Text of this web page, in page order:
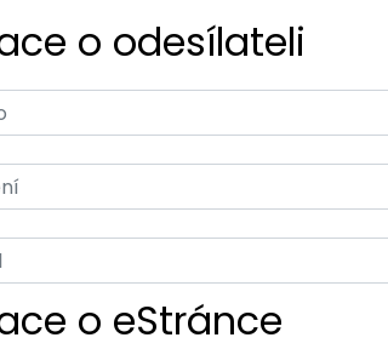
o odesílateli
o eStránce